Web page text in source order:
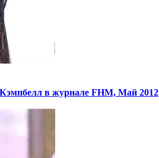
в журнале FHM, Май 2012